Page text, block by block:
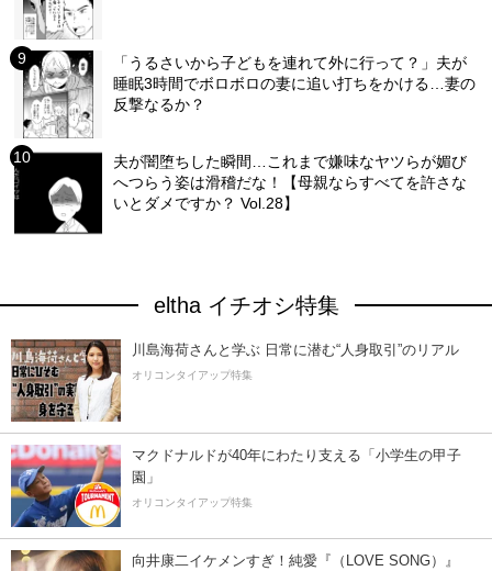
「うるさいから子どもを連れて外に行って？」夫が
睡眠3時間でボロボロの妻に追い打ちをかける…妻の
反撃なるか？
夫が闇堕ちした瞬間…これまで嫌味なヤツらが媚び
へつらう姿は滑稽だな！【母親ならすべてを許さな
いとダメですか？ Vol.28】
eltha イチオシ特集
川島海荷さんと学ぶ 日常に潜む“人身取引”のリアル
オリコンタイアップ特集
マクドナルドが40年にわたり支える「小学生の甲子
園」
オリコンタイアップ特集
向井康二イケメンすぎ！純愛『（LOVE SONG）』